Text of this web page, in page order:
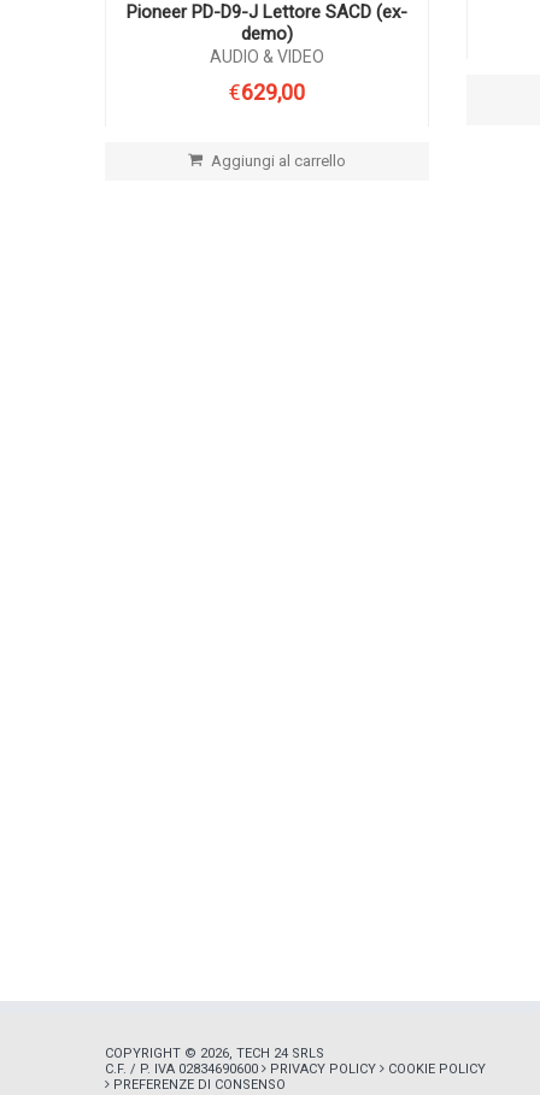
Pioneer PD-D9-J Lettore SACD (ex-
demo)
AUDIO & VIDEO
€629,00
Aggiungi al carrello
COPYRIGHT © 2026, TECH 24 SRLS
C.F. / P. IVA 02834690600
PRIVACY POLICY
COOKIE POLICY
PREFERENZE DI CONSENSO